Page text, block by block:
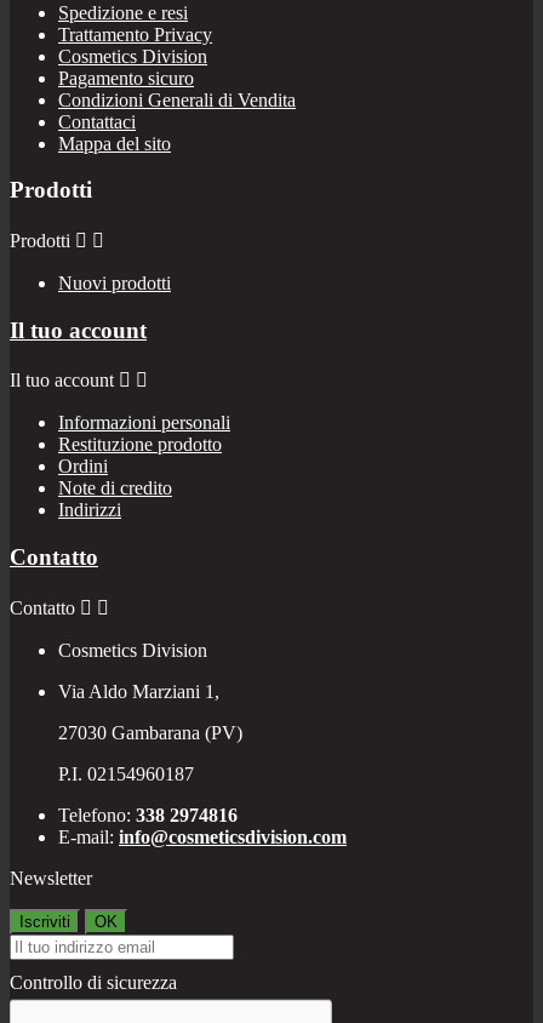
Spedizione e resi
Trattamento Privacy
Cosmetics Division
Pagamento sicuro
Condizioni Generali di Vendita
Contattaci
Mappa del sito
Prodotti
Prodotti  
Nuovi prodotti
Il tuo account
Il tuo account  
Informazioni personali
Restituzione prodotto
Ordini
Note di credito
Indirizzi
Contatto
Contatto  
Cosmetics Division
Via Aldo Marziani 1,
27030 Gambarana (PV)
P.I. 02154960187
Telefono: 338 2974816
E-mail: info@cosmeticsdivision.com
Newsletter
Controllo di sicurezza